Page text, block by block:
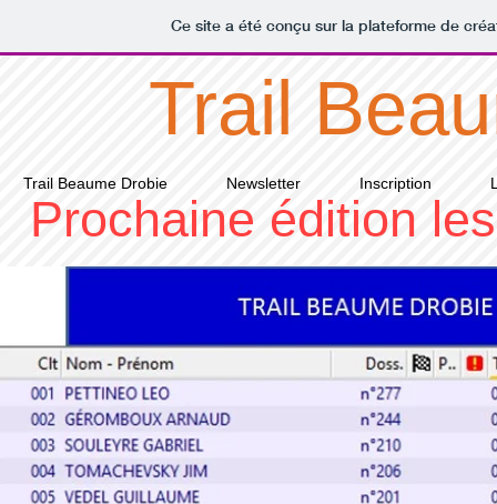
Ce site a été conçu sur la plateforme de
Trail
Trail Beaume Drobie Newsletter Inscription
Prochaine édition